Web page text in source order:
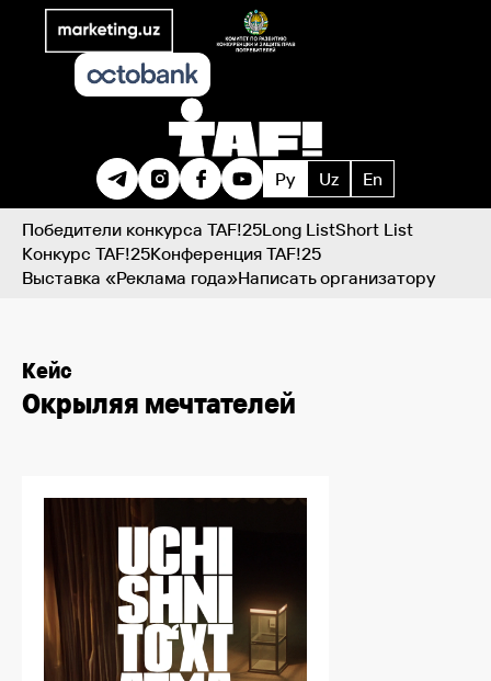
Ру Uz En
Победители конкурса TAF!25Long ListShort List
Конкурс TAF!25Конференция TAF!25
Выставка «Реклама года»Написать организатору
Кейс
Окрыляя мечтателей